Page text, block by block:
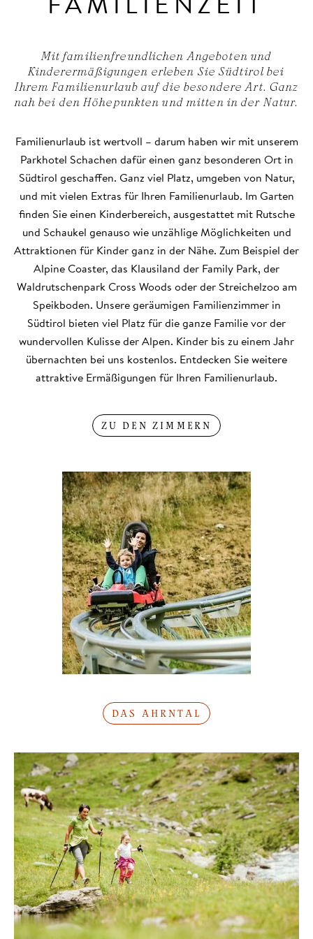
Mit familienfreundlichen Angeboten und
Kinderermäßigungen erleben Sie Südtirol bei
Ihrem Familienurlaub auf die besondere Art. Ganz
nah bei den Höhepunkten und mitten in der Natur.
Familienurlaub ist wertvoll – darum haben wir mit unserem
Parkhotel Schachen dafür einen ganz besonderen Ort in
Südtirol geschaffen. Ganz viel Platz, umgeben von Natur,
und mit vielen Extras für Ihren Familienurlaub. Im Garten
finden Sie einen Kinderbereich, ausgestattet mit Rutsche
und Schaukel genauso wie unzählige Möglichkeiten und
Attraktionen für Kinder ganz in der Nähe. Zum Beispiel der
Alpine Coaster, das Klausiland der Family Park, der
Waldrutschenpark Cross Woods oder der Streichelzoo am
Speikboden. Unsere geräumigen Familienzimmer in
Südtirol bieten viel Platz für die ganze Familie vor der
wundervollen Kulisse der Alpen. Kinder bis zu einem Jahr
übernachten bei uns kostenlos. Entdecken Sie weitere
attraktive Ermäßigungen für Ihren Familienurlaub.
ZU DEN ZIMMERN
DAS AHRNTAL